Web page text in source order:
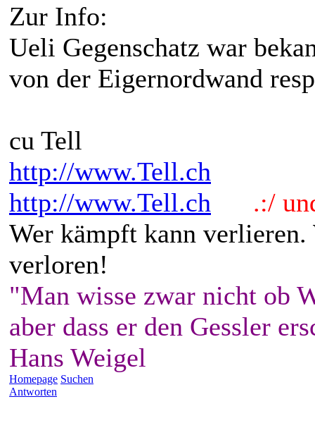
Zur Info:
Ueli Gegenschatz war
von der Eigernordwand
cu Tell
http://www.Tell.ch
http://www.Tell.ch
.:/
Wer kämpft kann
verloren!
"Man wisse zwar nicht ob
aber dass er den Gessler
Hans Weigel
Homepage Suchen
Antworten